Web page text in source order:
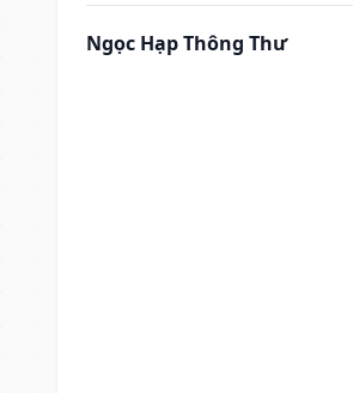
Ngọc Hạp Thông Thư